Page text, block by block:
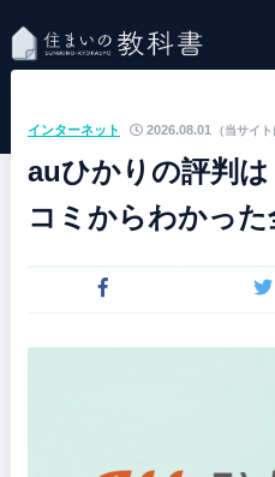
（当サイ
インターネット 2026.08.01
auひかりの評判は
コミからわかった